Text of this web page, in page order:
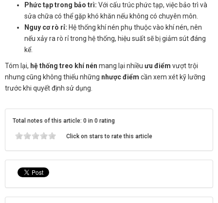
Phức tạp trong bảo trì: Với cấu trúc phức tạp, việc bảo trì và
sửa chữa có thể gặp khó khăn nếu không có chuyên môn.
Nguy cơ rò rỉ: Hệ thống khí nén phụ thuộc vào khí nén, nên
nếu xảy ra rò rỉ trong hệ thống, hiệu suất sẽ bị giảm sút đáng
kể.
Tóm lại, hệ thống treo khí nén mang lại nhiều ưu điểm vượt trội
nhưng cũng không thiếu những nhược điểm cần xem xét kỹ lưỡng
trước khi quyết định sử dụng.
Total notes of this article: 0 in 0 rating
Click on stars to rate this article